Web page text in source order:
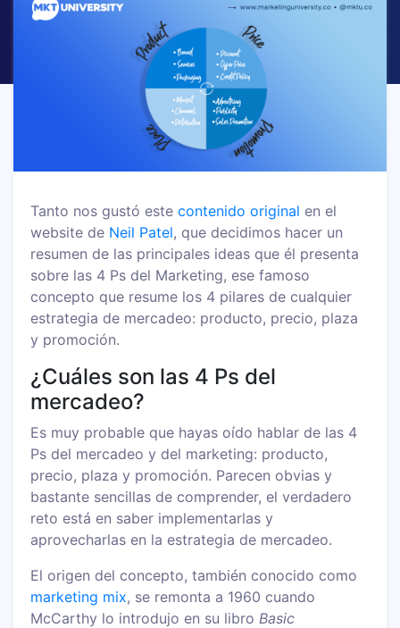
Tanto nos gustó estecontenido original en el
website de Neil Patel, que decidimos hacer un
resumen de las principales ideas que él presenta
sobre las 4 Ps del Marketing, ese famoso
concepto que resume los 4 pilares de cualquier
estrategia de mercadeo: producto, precio, plaza
y promoción.
¿Cuáles son las 4 Ps del
mercadeo?
Es muy probable que hayas oído hablar de las 4
Ps del mercadeo y del marketing: producto,
precio, plaza y promoción. Parecen obvias y
bastante sencillas de comprender, el verdadero
reto está en saber implementarlas y
aprovecharlas en la estrategia de mercadeo.
El origen del concepto, también conocido como
marketing mix, se remonta a 1960 cuando
McCarthy lo introdujo en su libro Basic